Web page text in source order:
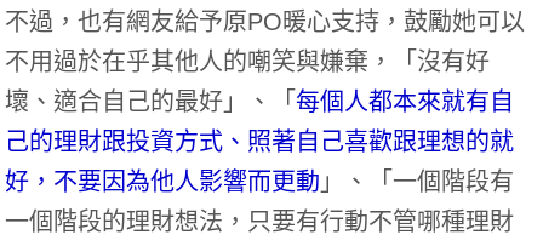
不過，也有網友給予原PO暖心支持，鼓勵她可以
不用過於在乎其他人的嘲笑與嫌棄，「沒有好
壞、適合自己的最好」、「每個人都本來就有自
己的理財跟投資方式、照著自己喜歡跟理想的就
好，不要因為他人影響而更動 」、「一個階段有
一個階段的理財想法，只要有行動不管哪種理財